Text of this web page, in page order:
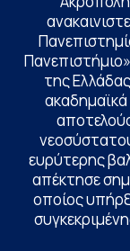
της
ευρύτερης
απέκτησε
οποίος